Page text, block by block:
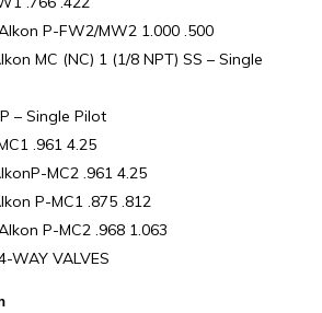
P-FW2/MW2 1.000 .500
MC (NC) 1 (1/8 NPT) SS – Single
– Single Pilot
.961 4.25
MC2 .961 4.25
P-MC1 .875 .812
P-MC2 .968 1.063
WAY VALVES